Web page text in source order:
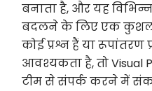
बनाता है, और यह
बदलने के लिए एक
कोई प्रश्न हैं या रूपांतरण
आवश्यकता है, तो Visual
टीम से संपर्क करने में